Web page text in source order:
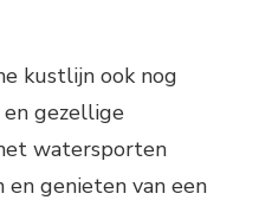
kustlijn ook nog
gezellige
watersporten
genieten van een